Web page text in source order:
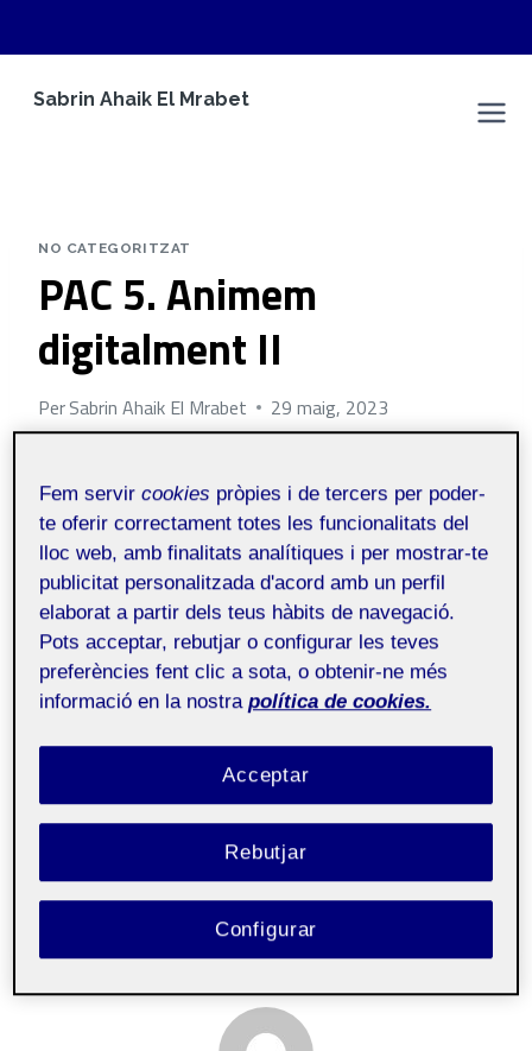
Sabrin Ahaik El Mrabet
NO CATEGORITZAT
PAC 5. Animem
digitalment II
PerSabrin Ahaik El Mrabet 29 maig, 2023
Animació Públic
5. Animem digitalment II: el primer encàrrec
Fem servircookies pròpies i de tercers per poder-
te oferir correctament totes les funcionalitats del
lloc web, amb finalitats analítiques i per mostrar-te
publicitat personalitzada d'acord amb un perfil
elaborat a partir dels teus hàbits de navegació.
Pots acceptar, rebutjar o configurar les teves
preferències fent clic a sota, o obtenir-ne més
informació en la nostra política de cookies.
Rebutjar
Acceptar
Configurar